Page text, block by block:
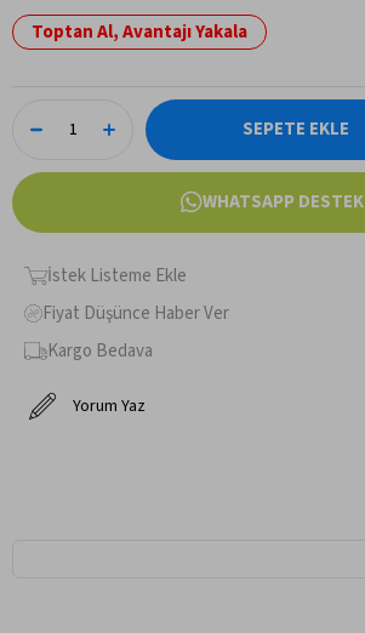
Toptan Al, Avantajı Yakala
WHATSAPP DESTEK
İstek Listeme Ekle
Fiyat Düşünce Haber Ver
Kargo Bedava
Yorum Yaz